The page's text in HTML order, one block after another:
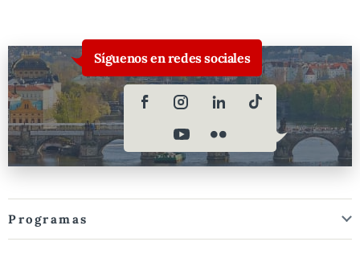
Síguenos en redes sociales
Programas